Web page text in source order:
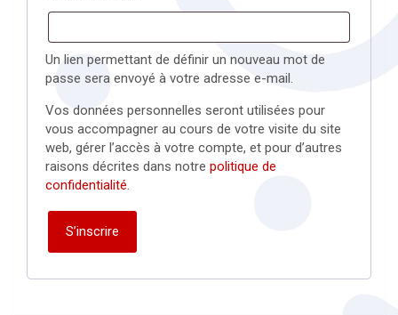
Un lien permettant de définir un nouveau mot de
passe sera envoyé à votre adresse e-mail.
Vos données personnelles seront utilisées pour
vous accompagner au cours de votre visite du site
web, gérer l’accès à votre compte, et pour d’autres
raisons décrites dans notre politique de
confidentialité.
S’inscrire